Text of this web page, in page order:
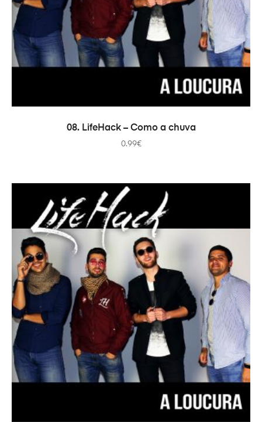
ADICIONAR
08. LifeHack – Como a chuva
0.99€